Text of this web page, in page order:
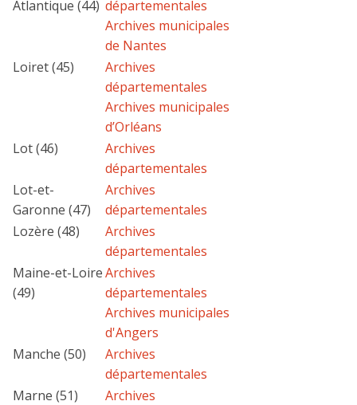
Atlantique (44) départementales
Archives municipales
de Nantes
Loiret (45)
Archives
départementales
Archives municipales
d’Orléans
Lot (46)
Archives
départementales
Lot-et-
Garonne (47)
Archives
départementales
Lozère (48)
Archives
départementales
Maine-et-Loire
(49)
Archives
départementales
Archives municipales
d'Angers
Manche (50)
Archives
départementales
Marne (51)
Archives